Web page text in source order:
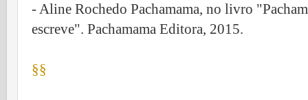
- Aline Rochedo Pachamama, no livro
escreve". Pachamama Editora, 2015.
§§